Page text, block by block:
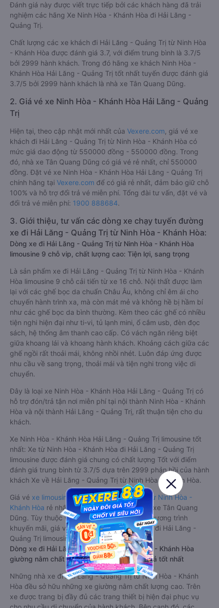
Đánh giá này được viết trực tiếp bởi các khách hàng đã trải
nghiệm các hãng Xe Ninh Hòa - Khánh Hòa đi Hải Lăng -
Quảng Trị.
Chất lượng các xe khách đi Hải Lăng - Quảng Trị từ Ninh Hòa
- Khánh Hòa được đánh giá 3.7, với điểm trung bình là 3.7/5
bởi 2999 hành khách. Trong đó hãng xe khách Ninh Hòa -
Khánh Hòa Hải Lăng - Quảng Trị tốt nhất tuyến được đánh giá
3.7/5 bởi 2999 hành khách là nhà xe Tân Quang Dũng.
2. Giá vé xe Ninh Hòa - Khánh Hòa Hải Lăng - Quảng
Trị
Hiện tại, theo cập nhật mới nhất của Vexere.com , giá vé xe
khách đi Hải Lăng - Quảng Trị từ Ninh Hòa - Khánh Hòa có
mức giá dao động từ 550000 đồng - 550000 đồng. Trong
đó, nhà xe Tân Quang Dũng có giá vé rẻ nhất, chỉ 550000
đồng. Đặt vé xe Ninh Hòa - Khánh Hòa Hải Lăng - Quảng Trị
chính hãng tại Vexere.com để có giá rẻ nhất, đảm bảo giữ chỗ
100% và hỗ trợ đổi trả vé miễn phí. Tổng đài tư vấn, đặt vé và
đổi trả vé miễn phí: 1900 888684.
3. Giới thiệu, tư vấn các dòng xe chạy tuyến đường
xe đi Hải Lăng - Quảng Trị từ Ninh Hòa - Khánh Hòa:
Dòng xe đi Hải Lăng - Quảng Trị từ Ninh Hòa - Khánh Hòa
limousine 9 chỗ vip, chất lượng cao: Tiện lợi, sang trọng
Là sản phẩm xe đi Hải Lăng - Quảng Trị từ Ninh Hòa - Khánh
Hòa limousine 9 chỗ cải tiến từ xe 16 chỗ. Nội thất được làm
lại với các ghế bọc da chuẩn Châu Âu, không chỉ êm ái cho
chuyến hành trình xa, mà còn mát mẻ và không hề bị hầm bí
như các ghế bọc da bình thường. Kèm theo các ghế có nhiều
tiện nghi hiện đại như ti-vi, tủ lạnh mini, ổ cắm usb, đèn đọc
sách, hệ thống âm thanh cao cấp. Có vách ngăn riêng biệt
giữa khoang lái và khoang hành khách. Khoảng cách giữa các
ghế ngồi rất thoải mái, không nhồi nhét. Luôn đáp ứng được
nhu cầu về sang trọng, thoải mái và tiện nghi trong việc di
chuyển.
Đây là loại xe Ninh Hòa - Khánh Hòa Hải Lăng - Quảng Trị có
hỗ trợ đón/trả tận nơi miễn phí tại nội thành Ninh Hòa - Khánh
Hòa và nội thành Hải Lăng - Quảng Trị, rất thuận tiện cho du
khách.
Xe Ninh Hòa - Khánh Hòa Hải Lăng - Quảng Trị limousine tốt
nhất: Xe từ Ninh Hòa - Khánh Hòa đi Hải Lăng - Quảng Trị
limousine được đánh giá chung có chất lượng Tốt với điểm
đánh giá trung bình từ 3.7/5 dựa trên 2999 phản hồi của hành
khách Xe về Hải Lăng - Quảng Trị từ Ninh Hòa - Khánh Hòa.
Giá vé xe limousine đi Hải Lăng - Quảng Trị từ Ninh Hòa -
Khánh Hòa rẻ nhất là 550000VND của hãng xe Tân Quang
Dũng. Tùy thuộc vào vị trí ngồi của bạn và chương trình
khuyến mãi, giá vé Xe Ninh Hòa - Khánh Hòa đi Hải Lăng -
Quảng Trị limousine này có thể sẽ rẻ hơn
Dòng xe đi Hải Lăng - Quảng Trị từ Ninh Hòa - Khánh Hòa
giường nằm chất lượng cao: Thoải mái, giá cả tốt nhất
Những nhà xe đi Hải Lăng - Quảng Trị từ Ninh Hòa - Khánh
Hòa đều sở hữu những xe giường nằm chất lượng cao. Trên
xe được trang bị đầy đủ các trang thiết bị hiện đại phục vụ